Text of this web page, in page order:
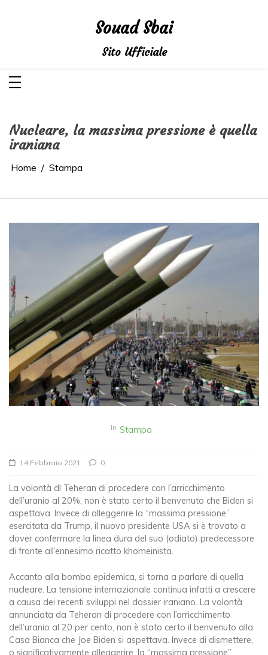
Souad Sbai
Sito Ufficiale
Nucleare, la massima pressione è quella
iraniana
Home Stampa
In Stampa
14 Febbraio 2021 0
La volontà dI Teheran di procedere con l’arricchimento
dell’uranio al 20%, non è stato certo il benvenuto che Biden si
aspettava. Invece di alleggerire la “massima pressione”
esercitata da Trump, il nuovo presidente USA si è trovato a
dover confermare la linea dura del suo (odiato) predecessore
di fronte all’ennesimo ricatto khomeinista.
Accanto alla bomba epidemica, si torna a parlare di quella
nucleare. La tensione internazionale continua infatti a crescere
a causa dei recenti sviluppi nel dossier iraniano. La volontà
annunciata da Teheran di procedere con l’arricchimento
dell’uranio al 20 per cento, non è stato certo il benvenuto alla
Casa Bianca che Joe Biden si aspettava. Invece di dismettere,
o significativamente alleggerire, la “massima pressione”